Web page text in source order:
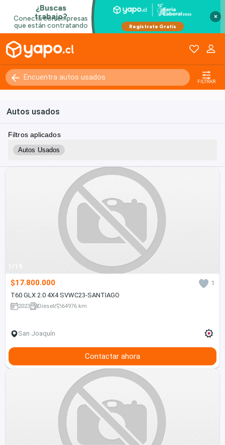
×
FILTRAR
Autos usados
Filtros aplicados
Autos Usados
1/19
$17.800.000
1
T60 GLX 2.0 4X4 SVWC23-SANTIAGO
2023 Diesel 64976 km
San Joaquín
Contactar ahora